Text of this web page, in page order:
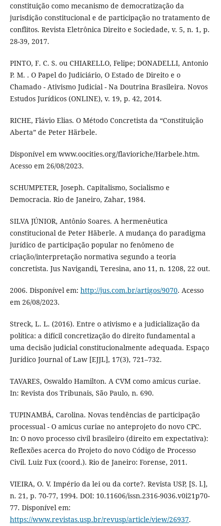
constituição como mecanismo de democratização da
jurisdição constitucional e de participação no tratamento de
conflitos. Revista Eletrônica Direito e Sociedade, v. 5, n. 1, p.
28-39, 2017.
PINTO, F. C. S. ou CHIARELLO, Felipe; DONADELLI, Antonio
P. M. . O Papel do Judiciário, O Estado de Direito e o
Chamado - Ativismo Judicial - Na Doutrina Brasileira. Novos
Estudos Jurídicos (ONLINE), v. 19, p. 42, 2014.
RICHE, Flávio Elias. O Método Concretista da “Constituição
Aberta” de Peter Härbele.
Disponível em www.oocities.org/flavioriche/Harbele.htm.
Acesso em 26/08/2023.
SCHUMPETER, Joseph. Capitalismo, Socialismo e
Democracia. Rio de Janeiro, Zahar, 1984.
SILVA JÚNIOR, Antônio Soares. A hermenêutica
constitucional de Peter Häberle. A mudança do paradigma
jurídico de participação popular no fenômeno de
criação/interpretação normativa segundo a teoria
concretista. Jus Navigandi, Teresina, ano 11, n. 1208, 22 out.
2006. Disponível em: http://jus.com.br/artigos/9070. Acesso
em 26/08/2023.
Streck, L. L. (2016). Entre o ativismo e a judicialização da
política: a difícil concretização do direito fundamental a
uma decisão judicial constitucionalmente adequada. Espaço
Jurídico Journal of Law [EJJL], 17(3), 721–732.
TAVARES, Oswaldo Hamilton. A CVM como amicus curiae.
In: Revista dos Tribunais, São Paulo, n. 690.
TUPINAMBÁ, Carolina. Novas tendências de participação
processual - O amicus curiae no anteprojeto do novo CPC.
In: O novo processo civil brasileiro (direito em expectativa):
Reflexões acerca do Projeto do novo Código de Processo
Civil. Luiz Fux (coord.). Rio de Janeiro: Forense, 2011.
VIEIRA, O. V. Império da lei ou da corte?. Revista USP, [S. l.],
n. 21, p. 70-77, 1994. DOI: 10.11606/issn.2316-9036.v0i21p70-
77. Disponível em:
https://www.revistas.usp.br/revusp/article/view/26937.